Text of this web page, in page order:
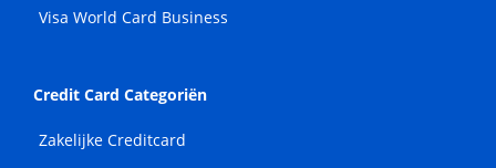
Visa World Card Business
Credit Card Categoriën
Zakelijke Creditcard